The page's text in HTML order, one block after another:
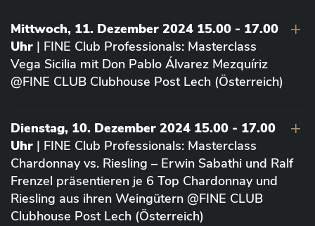
Mittwoch, 11. Dezember 2024 15.00 - 17.00
Uhr | FINE Club Professionals: Masterclass
Vega Sicilia mit Don Pablo Álvarez Mezquíriz
@FINE CLUB Clubhouse Post Lech (Österreich)
Dienstag, 10. Dezember 2024 15.00 - 17.00
Uhr | FINE Club Professionals: Masterclass
Chardonnay vs. Riesling – Erwin Sabathi und Ralf
Frenzel präsentieren je 6 Top Chardonnay und
Riesling aus ihren Weingütern @FINE CLUB
Clubhouse Post Lech (Österreich)